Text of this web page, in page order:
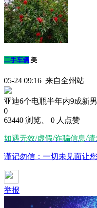
二手车辆 美
05-24 09:16 来自全州站
亚迪6个电瓶半年内9成新
0
63440 浏览、 0 人点赞
如遇无效/虚假/诈骗信息/
谨记勿信：一切未见面让
举报